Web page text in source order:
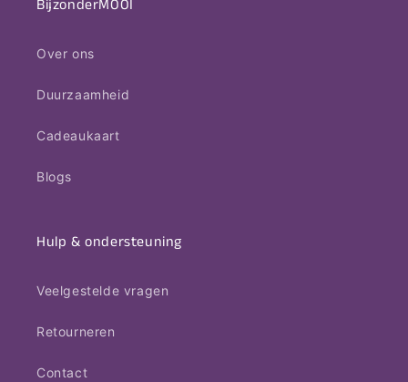
BijzonderMOOI
Over ons
Duurzaamheid
Cadeaukaart
Blogs
Hulp & ondersteuning
Veelgestelde vragen
Retourneren
Contact